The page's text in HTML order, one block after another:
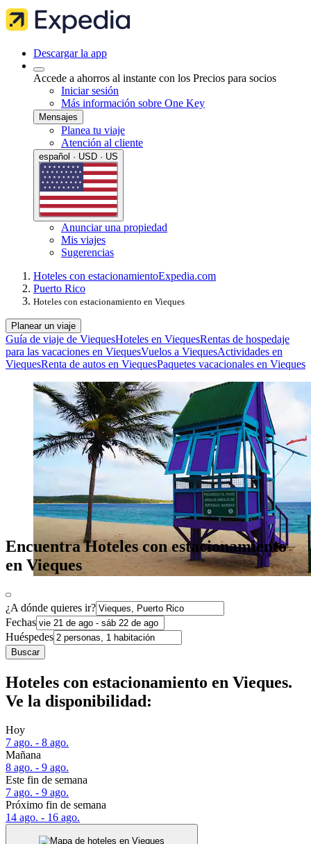
Descargar la app
Accede a ahorros al instante con los Precios para socios
Iniciar sesión
Más información sobre One Key
Mensajes
Planea tu viaje
Atención al cliente
español · USD · US
Anunciar una propiedad
Mis viajes
Sugerencias
Hoteles con estacionamientoExpedia.com
Puerto Rico
Hoteles con estacionamiento en Vieques
Planear un viaje
Guía de viaje de ViequesHoteles en ViequesRentas de hospedaje
para las vacaciones en ViequesVuelos a ViequesActividades en
ViequesRenta de autos en ViequesPaquetes vacacionales en Vieques
Encuentra Hoteles con estacionamiento
en Vieques
¿A dónde quieres ir?
Fechas
Huéspedes
Buscar
Hoteles con estacionamiento en Vieques.
Ve la disponibilidad:
Hoy
7 ago. - 8 ago.
Mañana
8 ago. - 9 ago.
Este fin de semana
7 ago. - 9 ago.
Próximo fin de semana
14 ago. - 16 ago.